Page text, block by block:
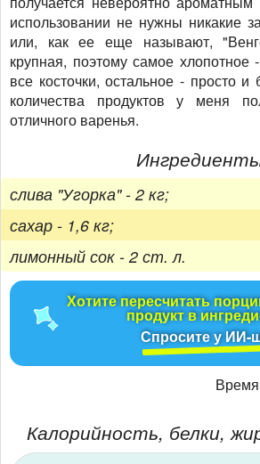
использовании не нужны никакие
или, как ее еще называют,
крупная, поэтому самое хлопотное
все косточки, остальное - просто
количества продуктов у меня
отличного варенья.
слива "Угорка" - 2 кг;
сахар - 1,6 кг;
лимонный сок - 2 ст. л.
Хотите пересчитать
продукт в
Спросите у ИИ-
Время
Калорийность, белки,